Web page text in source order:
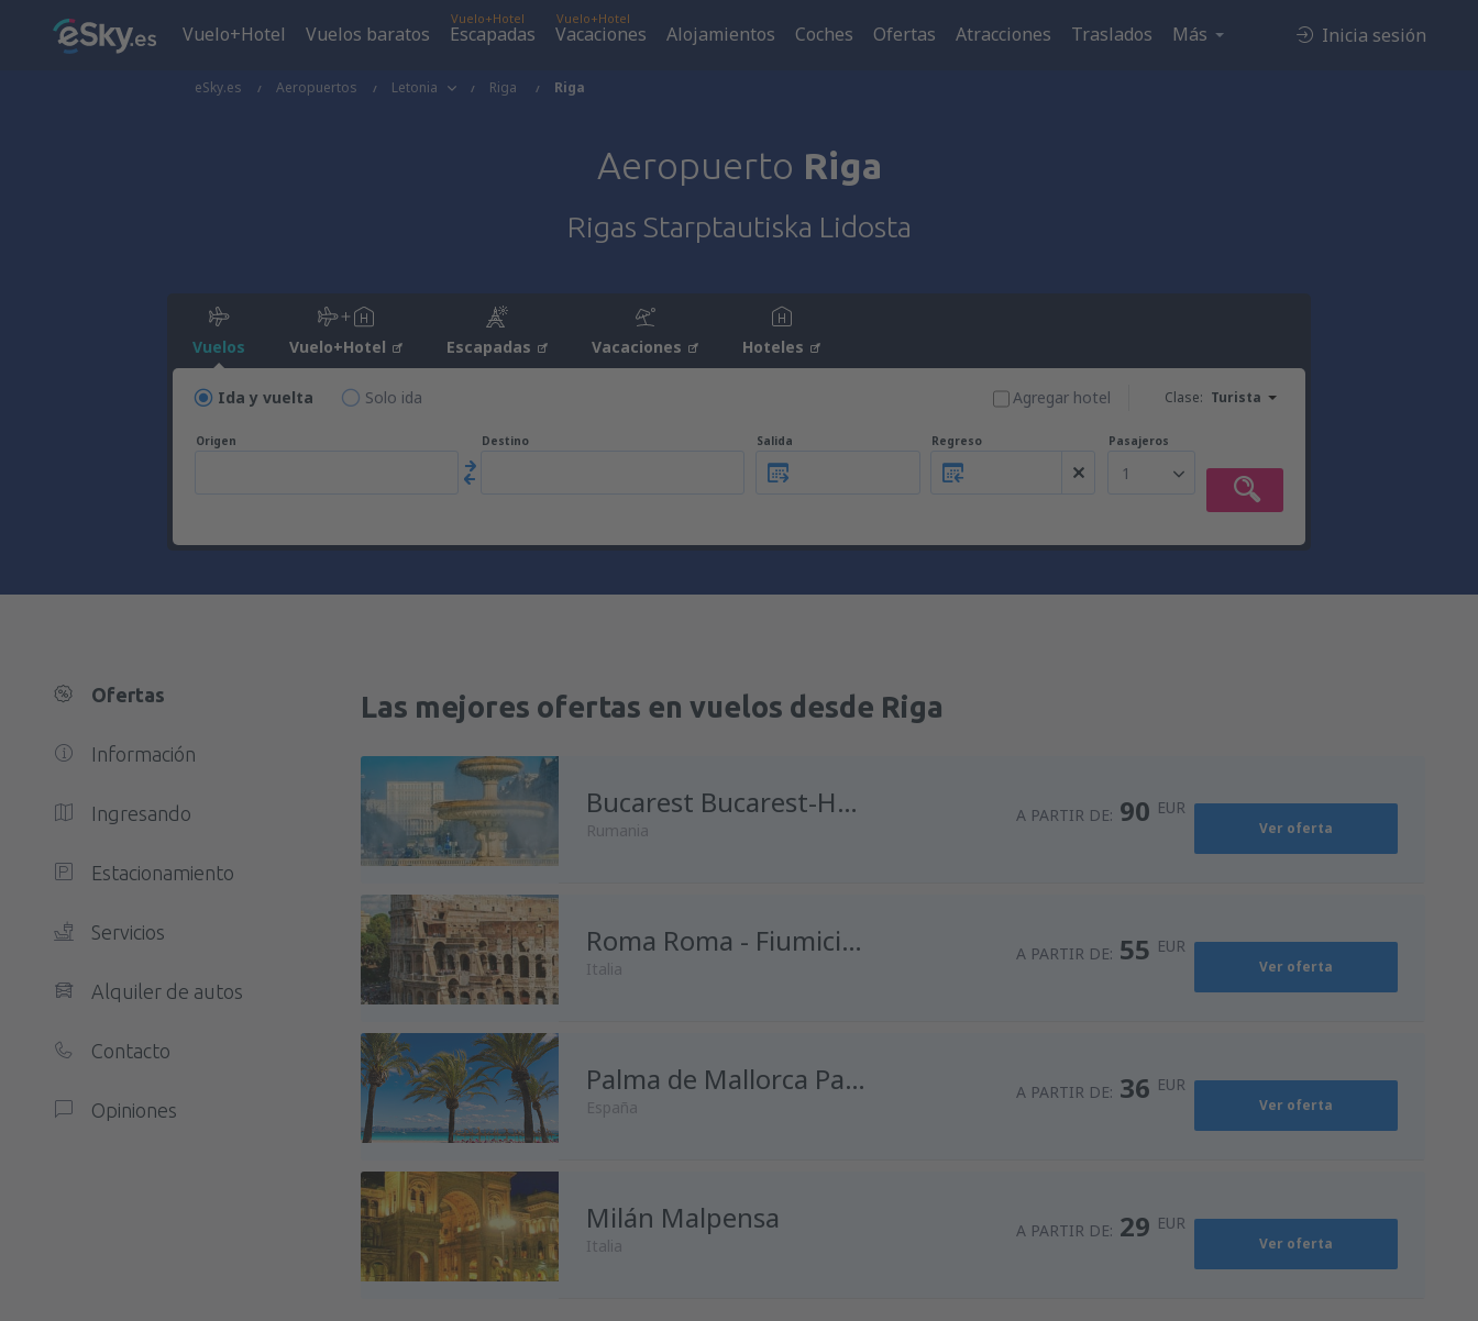
Vuelo+Hotel Vuelos baratos
Vuelo+Hotel
Escapadas
Vuelo+Hotel
Vacaciones Alojamientos Coches Ofertas Atracciones Traslados Más Inicia sesión
eSky.es Aeropuertos Letonia Riga Riga
Aeropuerto Riga
Rigas Starptautiska Lidosta
Vuelos Vuelo+Hotel Escapadas Vacaciones Hoteles
Ida y vuelta Solo ida Clase: Turista
Agregar hotel
Origen Destino Salida Regreso Pasajeros
1
Ofertas
Información
Ingresando
Estacionamiento
Servicios
Alquiler de autos
Contacto
Opiniones
Las mejores ofertas en vuelos desde Riga
Bucarest Bucarest-Henri Coanda
Rumania
A PARTIR DE: 90 EUR
Ver oferta
Roma Roma - Fiumicino
Italia
A PARTIR DE: 55 EUR
Ver oferta
Palma de Mallorca Palma de Mallorca
España
A PARTIR DE: 36 EUR
Ver oferta
Milán Malpensa
Italia
A PARTIR DE: 29 EUR
Ver oferta